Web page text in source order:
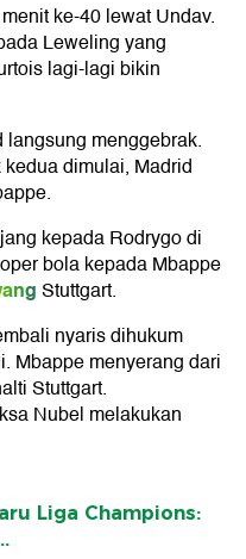
ke-40 lewat Undav.
Leweling yang
lagi-lagi bikin
menggebrak.
dimulai, Madrid
kepada Rodrygo di
bola kepada Mbappe
Stuttgart.
nyaris dihukum
Mbappe menyerang dari
Stuttgart.
Nubel melakukan
Liga Champions: